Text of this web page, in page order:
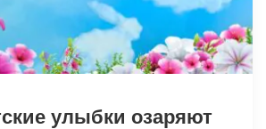
улыбки озаряют